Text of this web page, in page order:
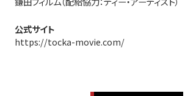
公式サイト
https://tocka-movie.com/